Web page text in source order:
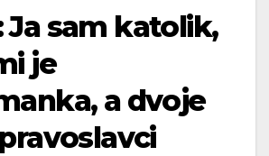
Ja sam katolik,
je
a dvoje